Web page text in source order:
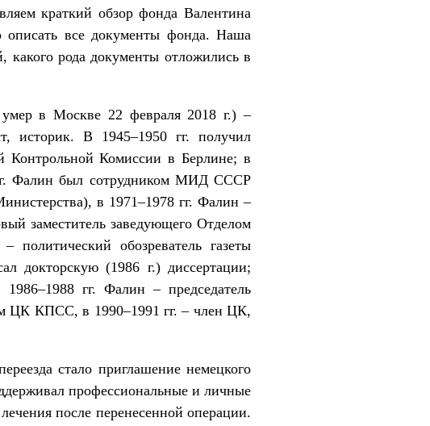
краткий обзор фонда Валентина
все документы фонда. Наша
какого рода документы отложились в
в Москве 22 февраля 2018 г.) –
историк. В 1945–1950 гг. получил
Контрольной Комиссии в Берлине; в
Фалин был сотрудником МИД СССР
в 1971–1978 гг. Фалин –
заместитель заведующего Отделом
обозреватель газеты
докторскую (1986 г.) диссертации;
гг. Фалин – председатель
ЦК КПСС, в 1990–1991 гг. – член ЦК,
стало приглашение немецкого
профессиональные и личные
после перенесенной операции.